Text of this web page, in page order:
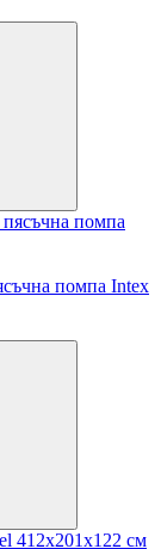
помпа Intex